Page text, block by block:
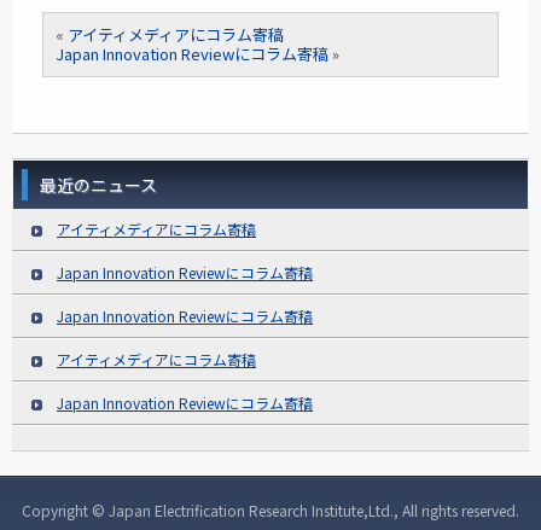
« アイティメディアにコラム寄稿
Japan Innovation Reviewにコラム寄稿»
最近のニュース
アイティメディアにコラム寄稿
Japan Innovation Reviewにコラム寄稿
Japan Innovation Reviewにコラム寄稿
アイティメディアにコラム寄稿
Japan Innovation Reviewにコラム寄稿
Copyright © Japan Electrification Research Institute,Ltd., All rights reserved.